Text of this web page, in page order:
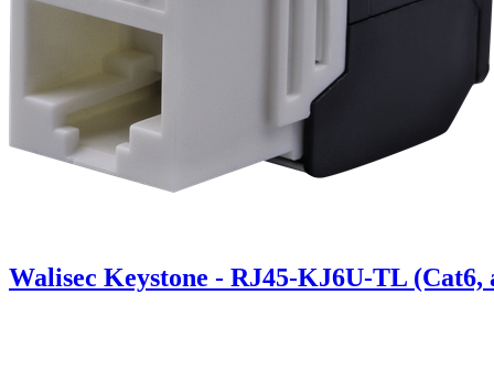
Walisec Keystone - RJ45-KJ6U-TL (Cat6,